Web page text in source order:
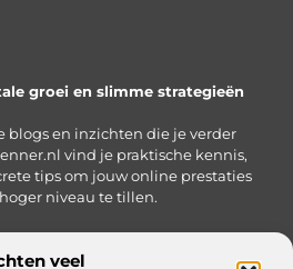
veel
groei en slimme strategieën
blogs en inzichten die je verder
vind je praktische kennis,
tips om jouw online prestaties
niveau te tillen.